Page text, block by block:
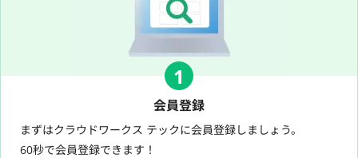
1
会員登録
まずはクラウドワークス テックに会員登録しましょう。
60秒で会員登録できます！